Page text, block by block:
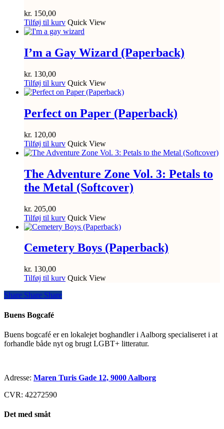
kr. 150,00
Tilføj til kurv Quick View
I’m a Gay Wizard (Paperback)
kr. 130,00
Tilføj til kurv Quick View
Perfect on Paper (Paperback)
kr. 120,00
Tilføj til kurv Quick View
The Adventure Zone Vol. 3: Petals to
the Metal (Softcover)
kr. 205,00
Tilføj til kurv Quick View
Cemetery Boys (Paperback)
kr. 130,00
Tilføj til kurv Quick View
Share
Share Share Share
Buens Bogcafé
Buens bogcafé er en lokalejet boghandler i Aalborg specialiseret i at
forhandle både nyt og brugt LGBT+ litteratur.
Adresse: Maren Turis Gade 12, 9000 Aalborg
CVR: 42272590
Det med småt